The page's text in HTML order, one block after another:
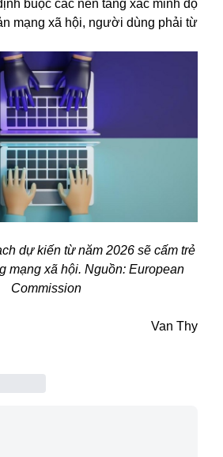
buộc các nền tảng xác minh độ
mạng xã hội, người dùng phải từ
dự kiến từ năm 2026 sẽ cấm trẻ
mạng xã hội. Nguồn: European
Commission
Van Thy